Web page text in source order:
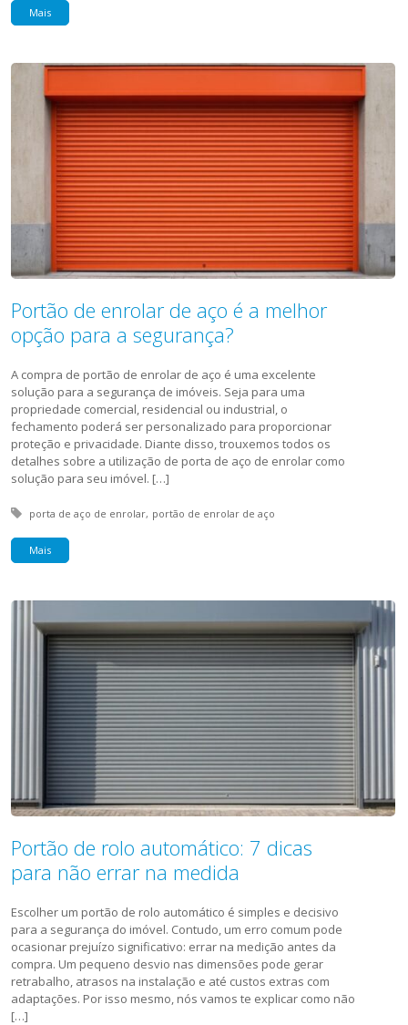
Mais
Portão de enrolar de aço é a melhor
opção para a segurança?
A compra de portão de enrolar de aço é uma excelente
solução para a segurança de imóveis. Seja para uma
propriedade comercial, residencial ou industrial, o
fechamento poderá ser personalizado para proporcionar
proteção e privacidade. Diante disso, trouxemos todos os
detalhes sobre a utilização de porta de aço de enrolar como
solução para seu imóvel. […]
Tagged with:
porta de aço de enrolar portão de enrolar de aço
Mais
Portão de rolo automático: 7 dicas
para não errar na medida
Escolher um portão de rolo automático é simples e decisivo
para a segurança do imóvel. Contudo, um erro comum pode
ocasionar prejuízo significativo: errar na medição antes da
compra. Um pequeno desvio nas dimensões pode gerar
retrabalho, atrasos na instalação e até custos extras com
adaptações. Por isso mesmo, nós vamos te explicar como não
[…]